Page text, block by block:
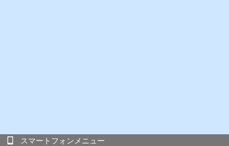
スマートフォンメニュー